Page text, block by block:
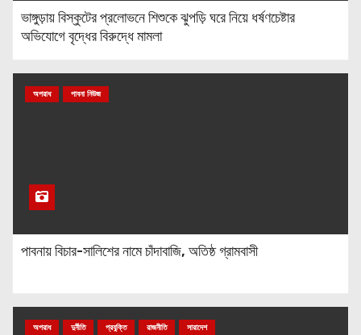
ভাঙ্গুড়ায় বিস্কুটের প্রলোভনে শিশুকে ঝুপড়ি ঘরে নিয়ে ধর্ষণচেষ্টার
অভিযোগে বৃদ্ধের বিরুদ্ধে মামলা
অপরাধ পাবনা নিউজ
পাবনায় বিচার-সালিশের নামে চাঁদাবাজি, অতিষ্ঠ গ্রামবাসী
অপরাধ দুর্নীতি প্রযুক্তি রাজনীতি সারাদেশ